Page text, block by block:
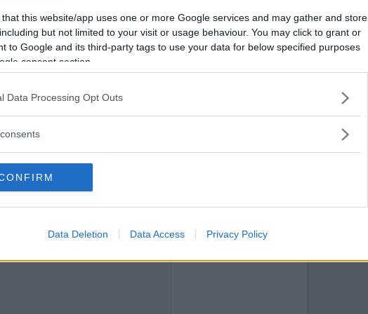
that this website/app uses one or more Google services and may gather and store
but not limited to your visit or usage behaviour. You may click to grant or
to Google and its third-party tags to use your data for below specified purposes
consent section.
Data Processing Opt Outs
Data Deletion Data Access Privacy Policy
2013-12-17 01:04
Vill du bli
medlem?